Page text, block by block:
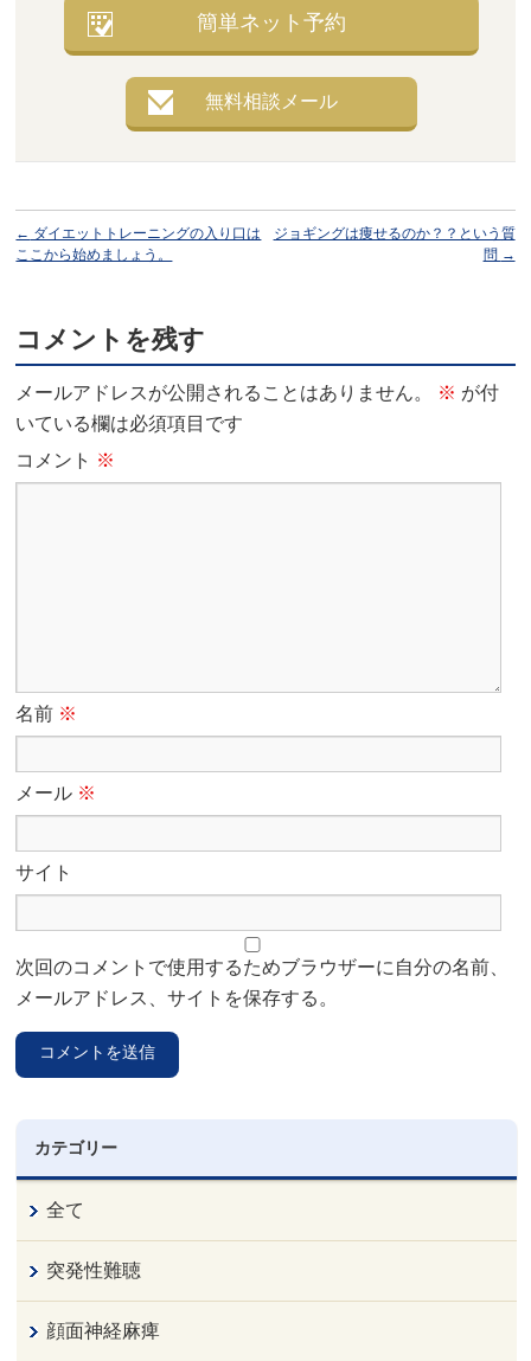
簡単ネット予約
無料相談メール
← ダイエットトレーニングの入り口は
ここから始めましょう。
ジョギングは痩せるのか？？という質
問 →
コメントを残す
メールアドレスが公開されることはありません。 ※ が付
いている欄は必須項目です
コメント ※
名前 ※
メール ※
サイト
次回のコメントで使用するためブラウザーに自分の名前、
メールアドレス、サイトを保存する。
カテゴリー
全て
突発性難聴
顔面神経麻痺